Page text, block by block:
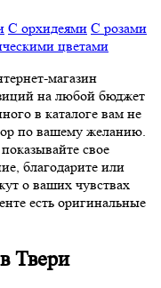
С орхидеями С розами
цветами
магазин
на любой бюджет
в каталоге вам не
по вашему желанию.
свое
благодарите или
о ваших чувствах
есть оригинальные
Твери